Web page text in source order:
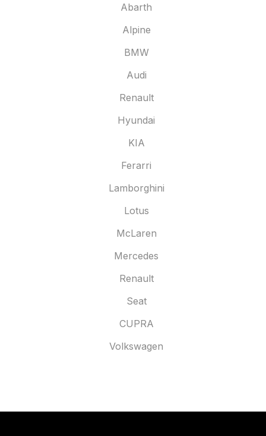
Abarth
Alpine
BMW
Audi
Renault
Hyundai
KIA
Ferarri
Lamborghini
Lotus
McLaren
Mercedes
Renault
Seat
CUPRA
Volkswagen